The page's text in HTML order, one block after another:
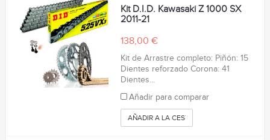
Kit D.I.D. Kawasaki Z 1000 SX
2011-21
138,00 €
Kit de Arrastre completo: Piñón: 15
Dientes reforzado Corona: 41
Dientes...
Añadir para comparar
AÑADIR A LA CESTA